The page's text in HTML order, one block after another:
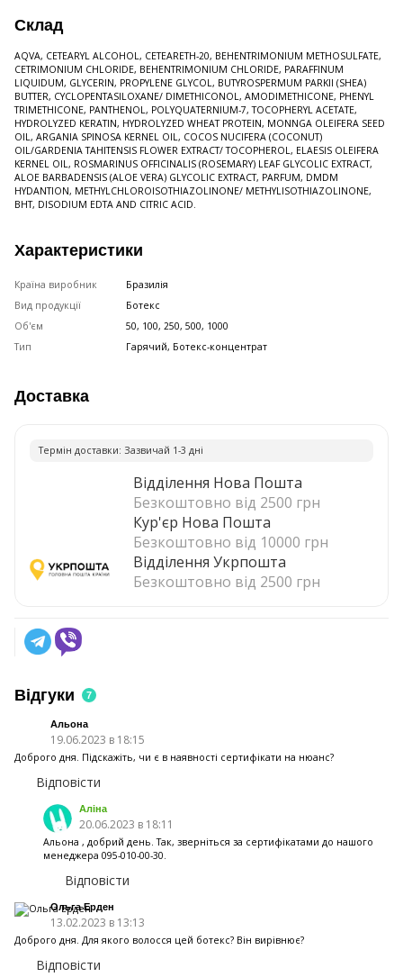
Склад
AQVA, CETEARYL ALCOHOL, CETEARETH-20, BEHENTRIMONIUM METHOSULFATE,
CETRIMONIUM CHLORIDE, BEHENTRIMONIUM CHLORIDE, PARAFFINUM
LIQUIDUM, GLYCERIN, PROPYLENE GLYCOL, BUTYROSPERMUM PARKII (SHEA)
BUTTER, CYCLOPENTASILOXANE/ DIMETHICONOL, AMODIMETHICONE, PHENYL
TRIMETHICONE, PANTHENOL, POLYQUATERNIUM-7, TOCOPHERYL ACETATE,
HYDROLYZED KERATIN, HYDROLYZED WHEAT PROTEIN, MONNGA OLEIFERA SEED
OIL, ARGANIA SPINOSA KERNEL OIL, COCOS NUCIFERA (COCONUT)
OIL/GARDENIA TAHITENSIS FLOWER EXTRACT/ TOCOPHEROL, ELAESIS OLEIFERA
KERNEL OIL, ROSMARINUS OFFICINALIS (ROSEMARY) LEAF GLYCOLIC EXTRACT,
ALOE BARBADENSIS (ALOE VERA) GLYCOLIC EXTRACT, PARFUM, DMDM
HYDANTION, METHYLCHLOROISOTHIAZOLINONE/ METHYLISOTHIAZOLINONE,
BHT, DISODIUM EDTA AND CITRIC ACID.
Характеристики
Країна виробник
Бразилія
Вид продукції
Ботекс
Об'єм
50, 100, 250, 500, 1000
Тип
Гарячий, Ботекс-концентрат
Доставка
Термiн доставки: Зазвичай 1-3 днi
Відділення Нова Пошта
Безкоштовно від 2500 грн
Кур'єр Нова Пошта
Безкоштовно від 10000 грн
Відділення Укрпошта
Безкоштовно від 2500 грн
Відгуки 7
Альона
19.06.2023 в 18:15
Доброго дня. Підскажіть, чи є в наявності сертифікати на нюанс?
Відповісти
Аліна
20.06.2023 в 18:11
Альона , добрий день. Так, зверніться за сертифікатами до нашого
менеджера 095-010-00-30.
Відповісти
Ольга Ерден
13.02.2023 в 13:13
Доброго дня. Для якого волосся цей ботекс? Він вирівнює?
Відповісти